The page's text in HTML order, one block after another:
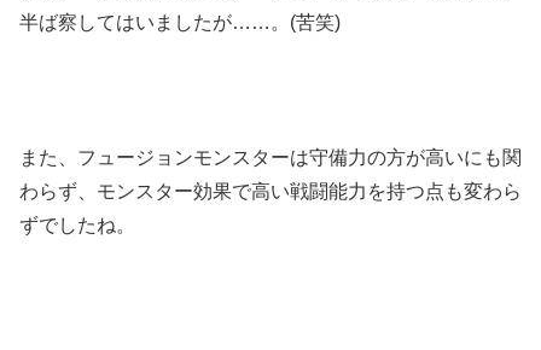
半ば察してはいましたが……。(苦笑)
また、フュージョンモンスターは守備力の方が高いにも関
わらず、モンスター効果で高い戦闘能力を持つ点も変わら
ずでしたね。